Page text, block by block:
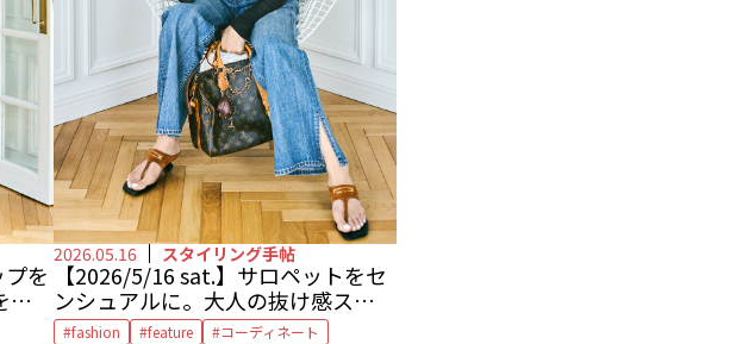
を
か
2026.05.16 スタイリング手帖
【2026/5/16 sat.】サロペットをセ
ンシュアルに。大人の抜け感スタイ
ルfashion feature
コーディネート